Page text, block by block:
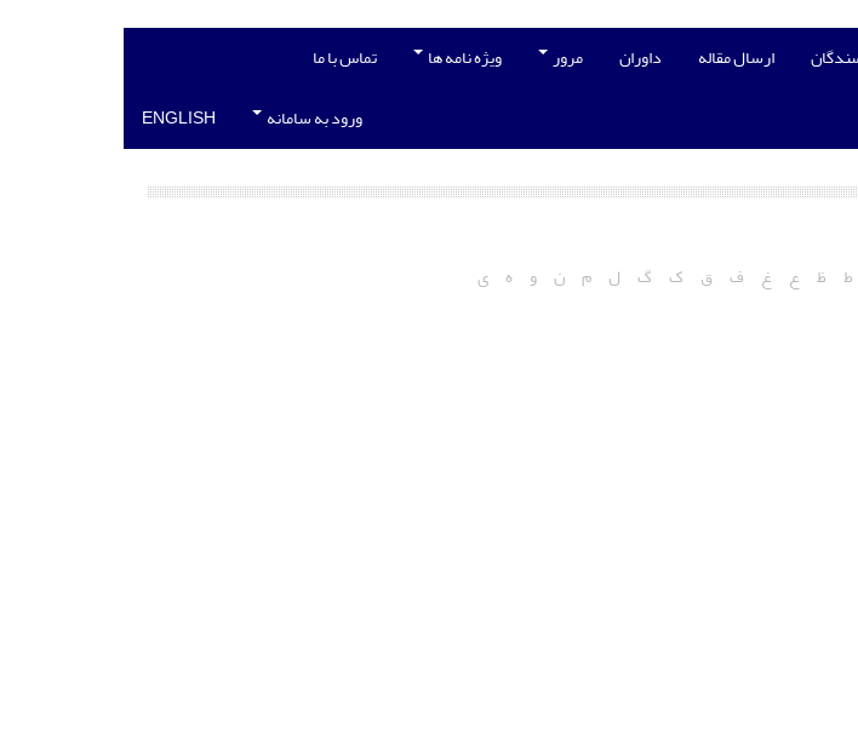
ارسال مقاله داوران مرور ویژه نامه ها
تماس با ما
ورود به سامانه
ENGLISH
ط ظ ع غ ف ق ک گ ل م ن و ه ی